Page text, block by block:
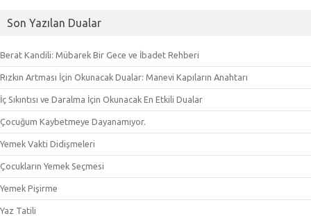
Son Yazılan Dualar
Berat Kandili: Mübarek Bir Gece ve İbadet Rehberi
Rızkın Artması İçin Okunacak Dualar: Manevi Kapıların Anahtarı
İç Sıkıntısı ve Daralma İçin Okunacak En Etkili Dualar
Çocuğum Kaybetmeye Dayanamıyor.
Yemek Vakti Didişmeleri
Çocukların Yemek Seçmesi
Yemek Pişirme
Yaz Tatili